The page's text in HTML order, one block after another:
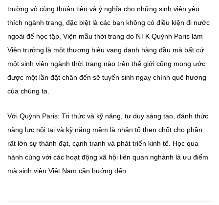
trường vô cùng thuận tiện và ý nghĩa cho những sinh viên yêu
thích ngành trang, đặc biệt là các bạn không có điều kiện đi nước
ngoài để học tập, Viện mẫu thời trang do NTK Quỳnh Paris làm
Viện trưởng là một thương hiệu vang danh hàng đầu mà bất cứ
một sinh viên ngành thời trang nào trên thế giới cũng mong ước
được một lần đặt chân đến sẽ tuyển sinh ngay chính quê hương
của chúng ta.
Với Quỳnh Paris: Tri thức và kỹ năng, tư duy sáng tạo, đánh thức
năng lực nội tại và kỹ năng mềm là nhân tố then chốt cho phần
rất lớn sự thành đạt, cạnh tranh và phát triển kinh tế. Học qua
hành cùng với các hoạt động xã hội liên quan nghành là ưu điểm
mà sinh viên Việt Nam cần hướng đến.